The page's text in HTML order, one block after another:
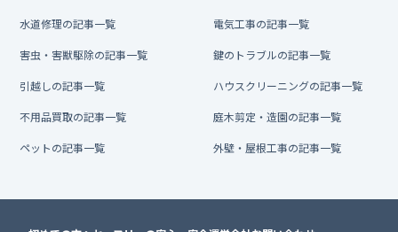
水道修理の記事一覧 電気工事の記事一覧
害虫・害獣駆除の記事一覧 鍵のトラブルの記事一覧
引越しの記事一覧 ハウスクリーニングの記事一覧
不用品買取の記事一覧 庭木剪定・造園の記事一覧
ペットの記事一覧 外壁・屋根工事の記事一覧